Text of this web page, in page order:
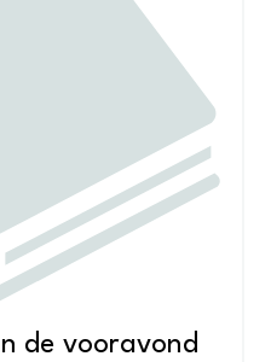
de vooravond